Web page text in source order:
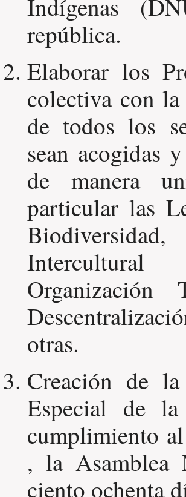
Indígenas
república.
Elaborar los
colectiva con
de todos los
sean acogidas
de manera
particular las
Biodiversidad,
Organización
otras.
Creación de
Especial de
cumplimiento
, la Asamblea
ciento ochenta